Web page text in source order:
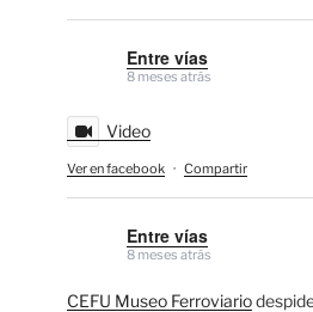
Entre vías
8 meses atrás
Video
Ver en facebook · Compartir
Entre vías
8 meses atrás
CEFU Museo Ferroviario